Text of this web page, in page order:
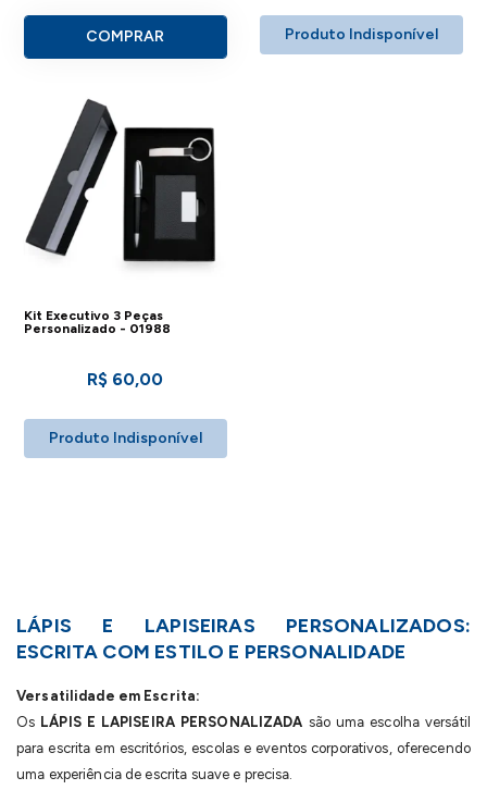
COMPRAR Produto Indisponível
Kit Executivo 3 Peças
Personalizado - 01988
R$ 60,00
Produto Indisponível
LÁPIS E LAPISEIRAS PERSONALIZADOS:
ESCRITA COM ESTILO E PERSONALIDADE
Versatilidade em Escrita:
Os LÁPIS E LAPISEIRA PERSONALIZADA são uma escolha versátil
para escrita em escritórios, escolas e eventos corporativos, oferecendo
uma experiência de escrita suave e precisa.